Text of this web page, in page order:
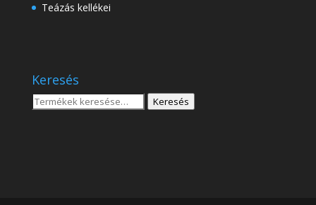
Teázás kellékei
Keresés
Keresés
Keresés